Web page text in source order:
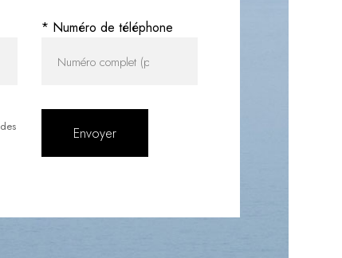
* Numéro de téléphone